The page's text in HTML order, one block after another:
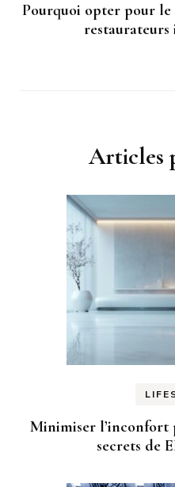
Pourquoi opter pour
restaurateurs
Articles
Minimiser l’inconfort
secrets de